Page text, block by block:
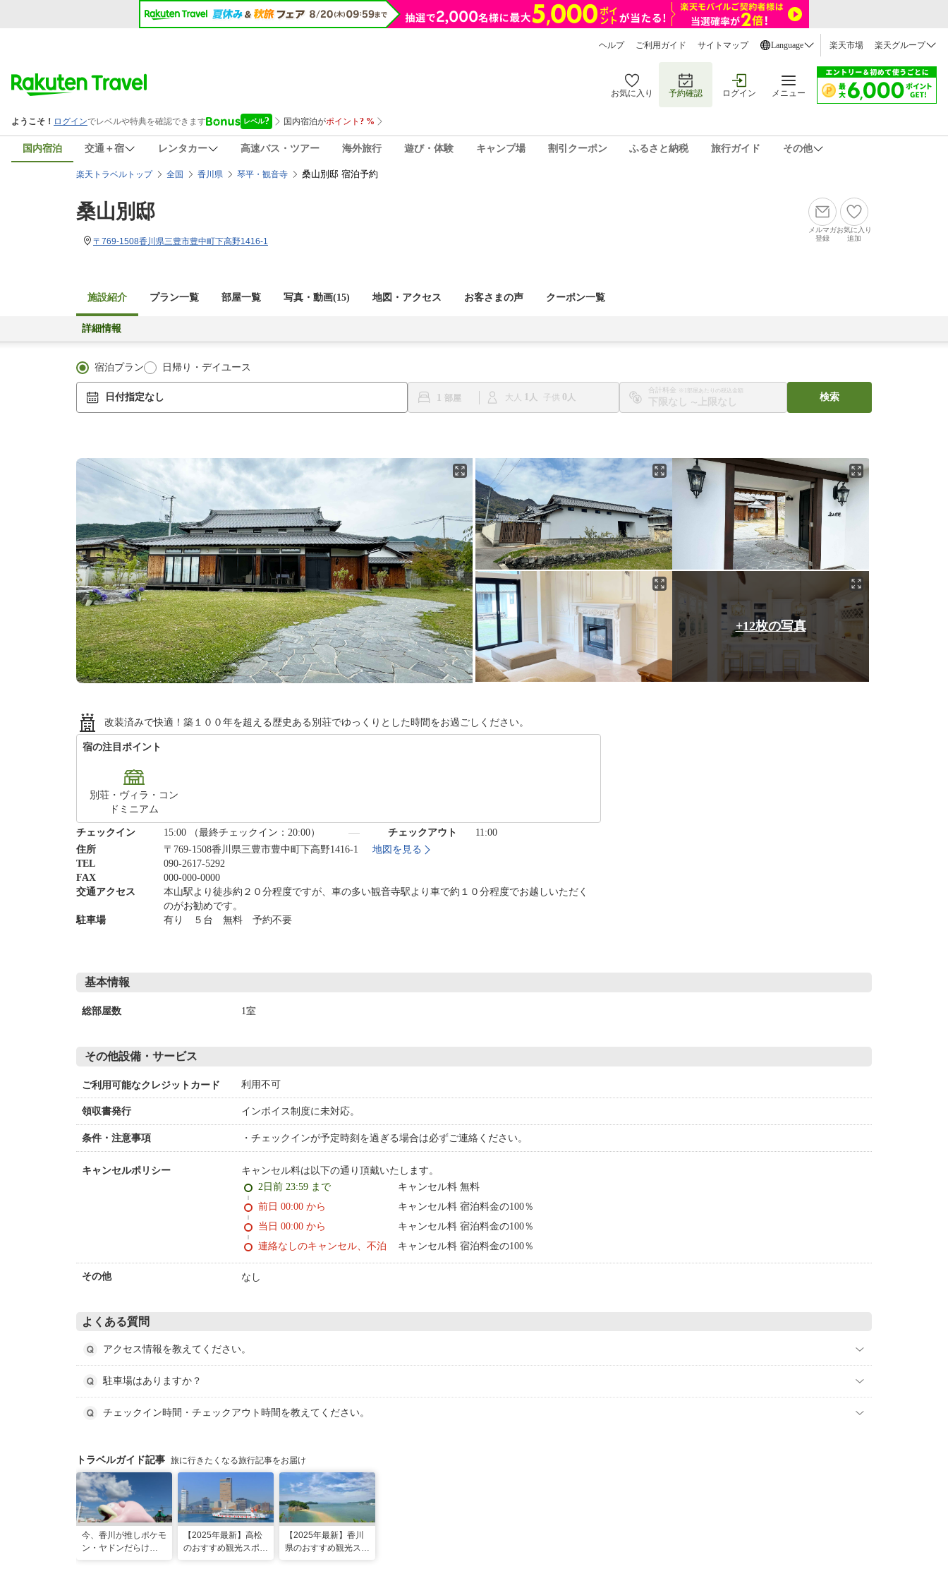
ヘルプ ご利用ガイド サイトマップ Language 楽天市場 楽天グループ
お気に入り 予約確認 ログイン メニュー
国内宿泊 交通＋宿 レンタカー 高速バス・ツアー 海外旅行 遊び・体験 キャンプ場 割引クーポン ふるさと納税 旅行ガイド その他
楽天トラベルトップ 全国 香川県 琴平・観音寺 桑山別邸 宿泊予約
桑山別邸
〒769-1508香川県三豊市豊中町下高野1416-1
メルマガ
登録
お気に入り
追加
施設紹介 プラン一覧 部屋一覧 写真・動画(15) 地図・アクセス お客さまの声 クーポン一覧
詳細情報
宿泊プラン 日帰り・デイユース
日付指定なし 1 大人 1 子供 0
合計料金 ※1部屋あたりの税込金額
〜
検索
+12枚の写真
改装済みで快適！築１００年を超える歴史ある別荘でゆっくりとした時間をお過ごしください。
宿の注目ポイント
別荘・ヴィラ・コン
ドミニアム
チェックイン 15:00 （最終チェックイン：20:00） チェックアウト
11:00
住所
〒769-1508香川県三豊市豊中町下高野1416-1
地図を見る
TEL
090-2617-5292
FAX
000-000-0000
交通アクセス
本山駅より徒歩約２０分程度ですが、車の多い観音寺駅より車で約１０分程度でお越しいただく
のがお勧めです。
駐車場
有り ５台 無料 予約不要
基本情報
総部屋数 1室
その他設備・サービス
ご利用可能なクレジットカード 利用不可
領収書発行 インボイス制度に未対応。
条件・注意事項 チェックインが予定時刻を過ぎる場合は必ずご連絡ください。
キャンセルポリシー キャンセル料は以下の通り頂戴いたします。
2日前 23:59 まで
キャンセル料 無料
前日 00:00 から
キャンセル料 宿泊料金の100％
当日 00:00 から
キャンセル料 宿泊料金の100％
連絡なしのキャンセル、不泊
キャンセル料 宿泊料金の100％
その他 なし
よくある質問
アクセス情報を教えてください。
駐車場はありますか？
チェックイン時間・チェックアウト時間を教えてください。
トラベルガイド記事 旅に行きたくなる旅行記事をお届け
今、香川が推しポケモ
ン・ヤドンだらけ
【2025年最新】高松
のおすすめ観光スポッ
【2025年最新】香川
県のおすすめ観光スポ